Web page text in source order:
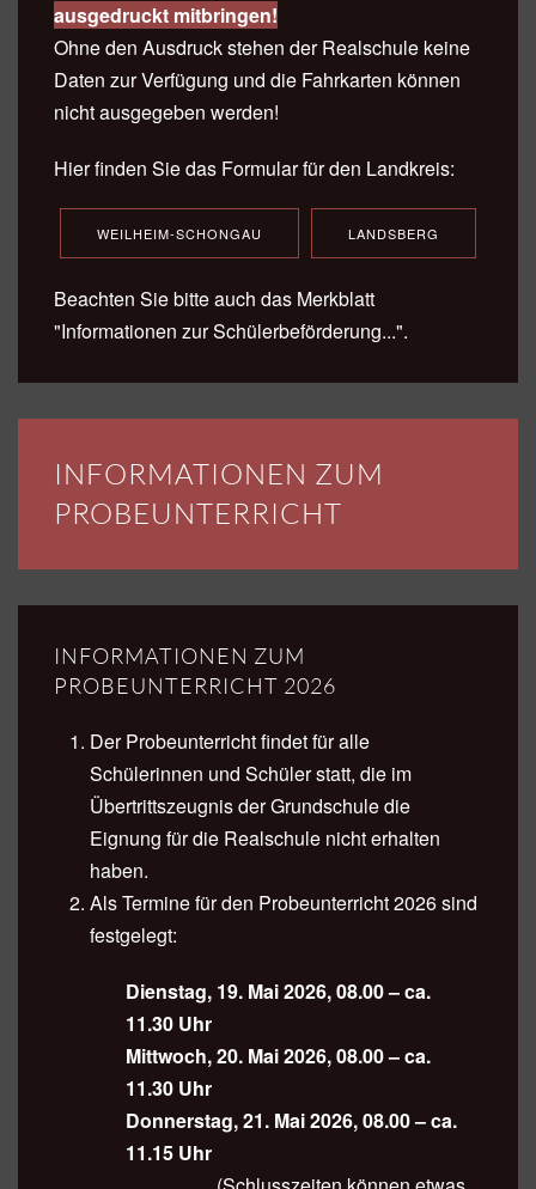
ausgedruckt mitbringen!
Ohne den Ausdruck stehen der Realschule keine
Daten zur Verfügung und die Fahrkarten können
nicht ausgegeben werden!
Hier finden Sie das Formular für den Landkreis:
WEILHEIM-SCHONGAU LANDSBERG
Beachten Sie bitte auch das Merkblatt
"Informationen zur Schülerbeförderung...".
INFORMATIONEN ZUM
PROBEUNTERRICHT
INFORMATIONEN ZUM
PROBEUNTERRICHT 2026
Der Probeunterricht findet für alle
Schülerinnen und Schüler statt, die im
Übertrittszeugnis der Grundschule die
Eignung für die Realschule nicht erhalten
haben.
Als Termine für den Probeunterricht 2026 sind
festgelegt:
Dienstag, 19. Mai 2026, 08.00 – ca.
11.30 Uhr
Mittwoch, 20. Mai 2026, 08.00 – ca.
11.30 Uhr
Donnerstag, 21. Mai 2026, 08.00 – ca.
11.15 Uhr